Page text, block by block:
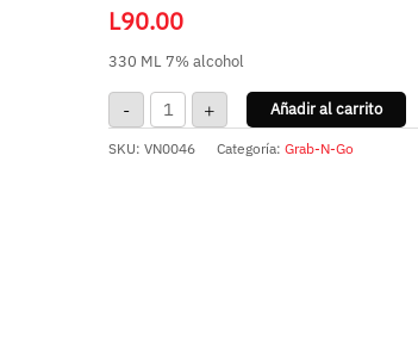
L90.00
330 ML 7% alcohol
- + Añadir al carrito
SKU:VN0046 Categoría:Grab-N-Go